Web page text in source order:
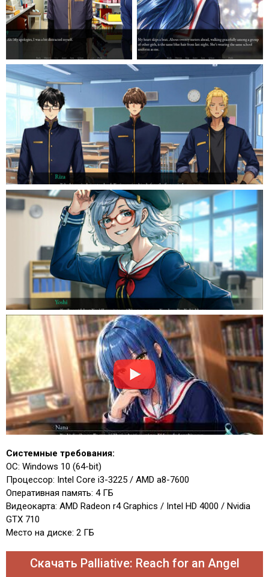
Системные требования:
ОС: Windows 10 (64-bit)
Процессор: Intel Core i3-3225 / AMD a8-7600
Оперативная память: 4 ГБ
Видеокарта: AMD Radeon r4 Graphics / Intel HD 4000 / Nvidia
GTX 710
Место на диске: 2 ГБ
Скачать Palliative: Reach for an Angel